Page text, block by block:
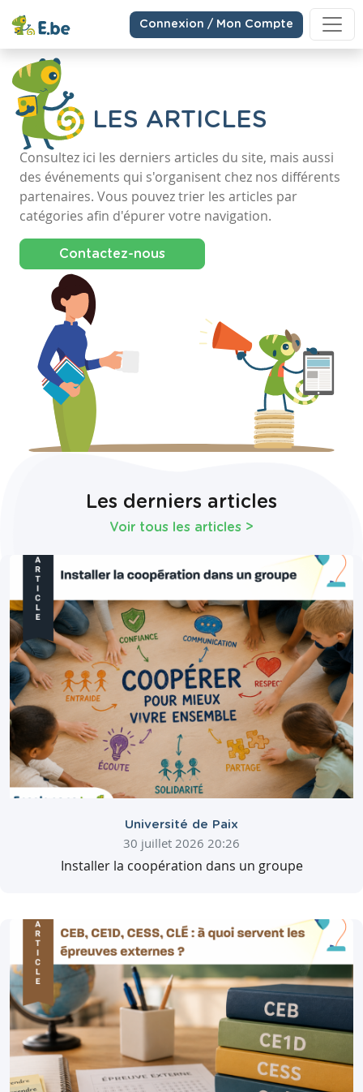
Connexion / Mon Compte
LES ARTICLES
Consultez ici les derniers articles du site, mais aussi
des événements qui s'organisent chez nos différents
partenaires. Vous pouvez trier les articles par
catégories afin d'épurer votre navigation.
Contactez-nous
Les derniers articles
Voir tous les articles >
Université de Paix
30 juillet 2026 20:26
Installer la coopération dans un groupe